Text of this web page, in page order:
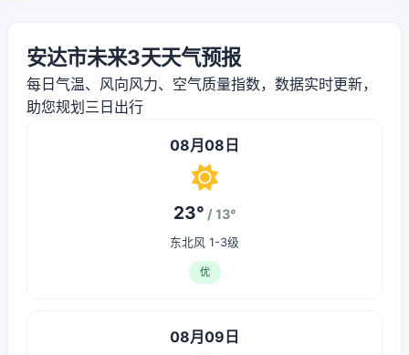
安达市未来3天天气预报
每日气温、风向风力、空气质量指数，数据实时更新，
助您规划三日出行
08月08日
23° / 13°
东北风 1-3级
优
08月09日